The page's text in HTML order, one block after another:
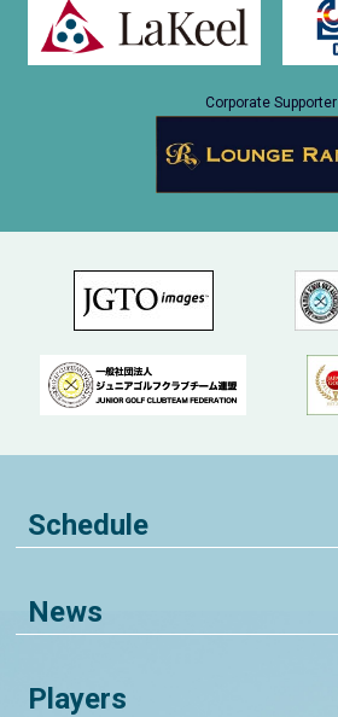
Corporate Supporter
Schedule
News
Players